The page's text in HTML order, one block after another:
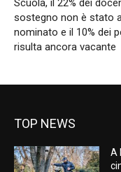
Scuola, il 22% dei
sostegno non è stato
nominato e il 10% dei
risulta ancora vacante
TOP NEWS
A